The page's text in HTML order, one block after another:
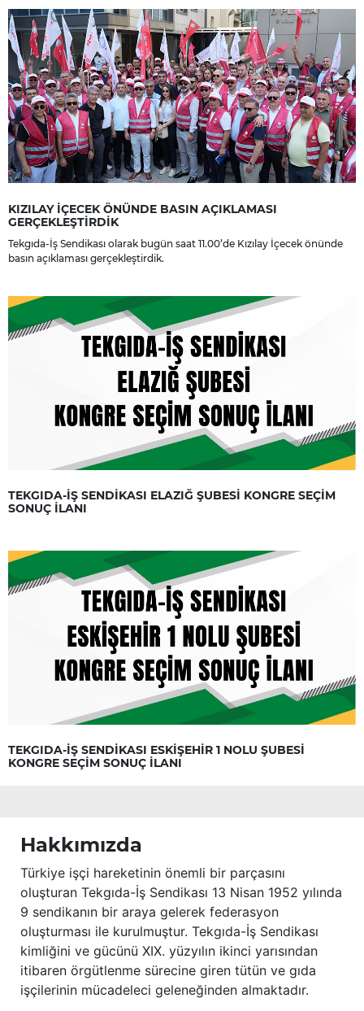
KIZILAY İÇECEK ÖNÜNDE BASIN AÇIKLAMASI
GERÇEKLEŞTİRDİK
Tekgıda-İş Sendikası olarak bugün saat 11.00’de Kızılay İçecek önünde
basın açıklaması gerçekleştirdik.
TEKGIDA-İŞ SENDİKASI ELAZIĞ ŞUBESİ KONGRE SEÇİM
SONUÇ İLANI
TEKGIDA-İŞ SENDİKASI ESKİŞEHİR 1 NOLU ŞUBESİ
KONGRE SEÇİM SONUÇ İLANI
Hakkımızda
Türkiye işçi hareketinin önemli bir parçasını
oluşturan Tekgıda-İş Sendikası 13 Nisan 1952 yılında
9 sendikanın bir araya gelerek federasyon
oluşturması ile kurulmuştur. Tekgıda-İş Sendikası
kimliğini ve gücünü XIX. yüzyılın ikinci yarısından
itibaren örgütlenme sürecine giren tütün ve gıda
işçilerinin mücadeleci geleneğinden almaktadır.